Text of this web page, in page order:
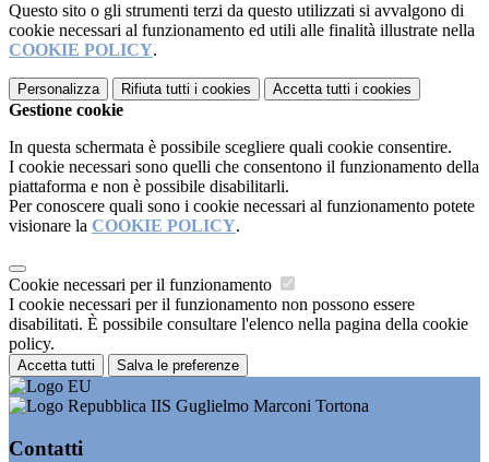
Questo sito o gli strumenti terzi da questo utilizzati si avvalgono di
cookie necessari al funzionamento ed utili alle finalità illustrate nella
COOKIE POLICY.
Personalizza Rifiuta tutti i cookies Accetta tutti i cookies
Gestione cookie
In questa schermata è possibile scegliere quali cookie consentire.
I cookie necessari sono quelli che consentono il funzionamento della
piattaforma e non è possibile disabilitarli.
Per conoscere quali sono i cookie necessari al funzionamento potete
visionare la COOKIE POLICY.
Cookie necessari per il funzionamento
I cookie necessari per il funzionamento non possono essere
disabilitati. È possibile consultare l'elenco nella pagina della cookie
policy.
Accetta tutti Salva le preferenze
IIS Guglielmo Marconi Tortona
Contatti